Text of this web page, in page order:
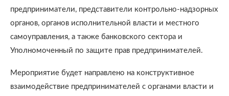
предприниматели, представители контрольно-надзорных
органов, органов исполнительной власти и местного
самоуправления, а также банковского сектора и
Уполномоченный по защите прав предпринимателей.
Мероприятие будет направлено на конструктивное
взаимодействие предпринимателей с органами власти и